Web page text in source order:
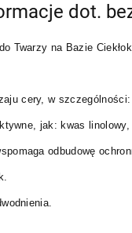
dot.
Twarzy na Bazie
cery, w
jak: kwas
odbudowę